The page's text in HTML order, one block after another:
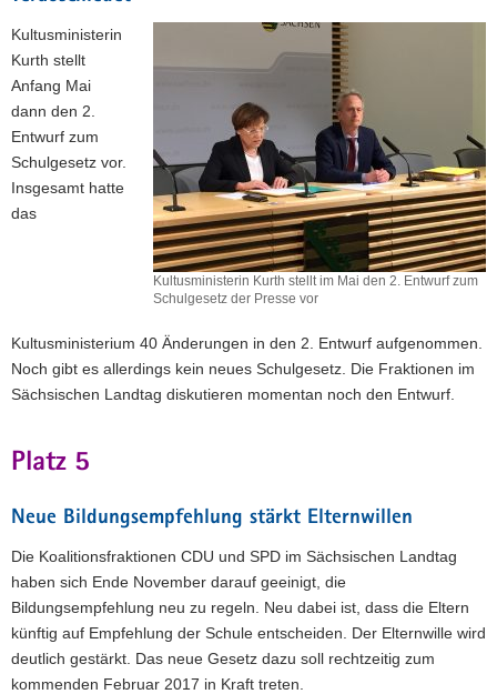
Kultusministerin Kurth stellt im Mai den 2. Entwurf zum
Schulgesetz der Presse vor
Kultusministerin
Kurth stellt
Anfang Mai
dann den 2.
Entwurf zum
Schulgesetz vor.
Insgesamt hatte
das
Kultusministerium 40 Änderungen in den 2. Entwurf aufgenommen.
Noch gibt es allerdings kein neues Schulgesetz. Die Fraktionen im
Sächsischen Landtag diskutieren momentan noch den Entwurf.
Platz 5
Neue Bildungsempfehlung stärkt Elternwillen
Die Koalitionsfraktionen CDU und SPD im Sächsischen Landtag
haben sich Ende November darauf geeinigt, die
Bildungsempfehlung neu zu regeln. Neu dabei ist, dass die Eltern
künftig auf Empfehlung der Schule entscheiden. Der Elternwille wird
deutlich gestärkt. Das neue Gesetz dazu soll rechtzeitig zum
kommenden Februar 2017 in Kraft treten.